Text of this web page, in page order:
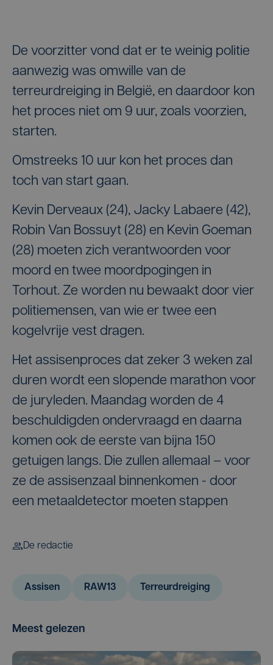
De voorzitter vond dat er te weinig politie
aanwezig was omwille van de
terreurdreiging in België, en daardoor kon
het proces niet om 9 uur, zoals voorzien,
starten.
Omstreeks 10 uur kon het proces dan
toch van start gaan.
Kevin Derveaux (24), Jacky Labaere (42),
Robin Van Bossuyt (28) en Kevin Goeman
(28) moeten zich verantwoorden voor
moord en twee moordpogingen in
Torhout. Ze worden nu bewaakt door vier
politiemensen, van wie er twee een
kogelvrije vest dragen.
Het assisenproces dat zeker 3 weken zal
duren wordt een slopende marathon voor
de juryleden. Maandag worden de 4
beschuldigden ondervraagd en daarna
komen ook de eerste van bijna 150
getuigen langs. Die zullen allemaal – voor
ze de assisenzaal binnenkomen - door
een metaaldetector moeten stappen
De redactie
Assisen RAW13 Terreurdreiging
Meest gelezen